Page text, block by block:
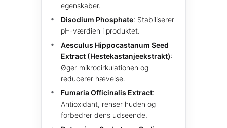
egenskaber.
Disodium Phosphate: Stabiliserer
pH-værdien i produktet.
Aesculus Hippocastanum Seed
Extract (Hestekastanjeekstrakt):
Øger mikrocirkulationen og
reducerer hævelse.
Fumaria Officinalis Extract:
Antioxidant, renser huden og
forbedrer dens udseende.